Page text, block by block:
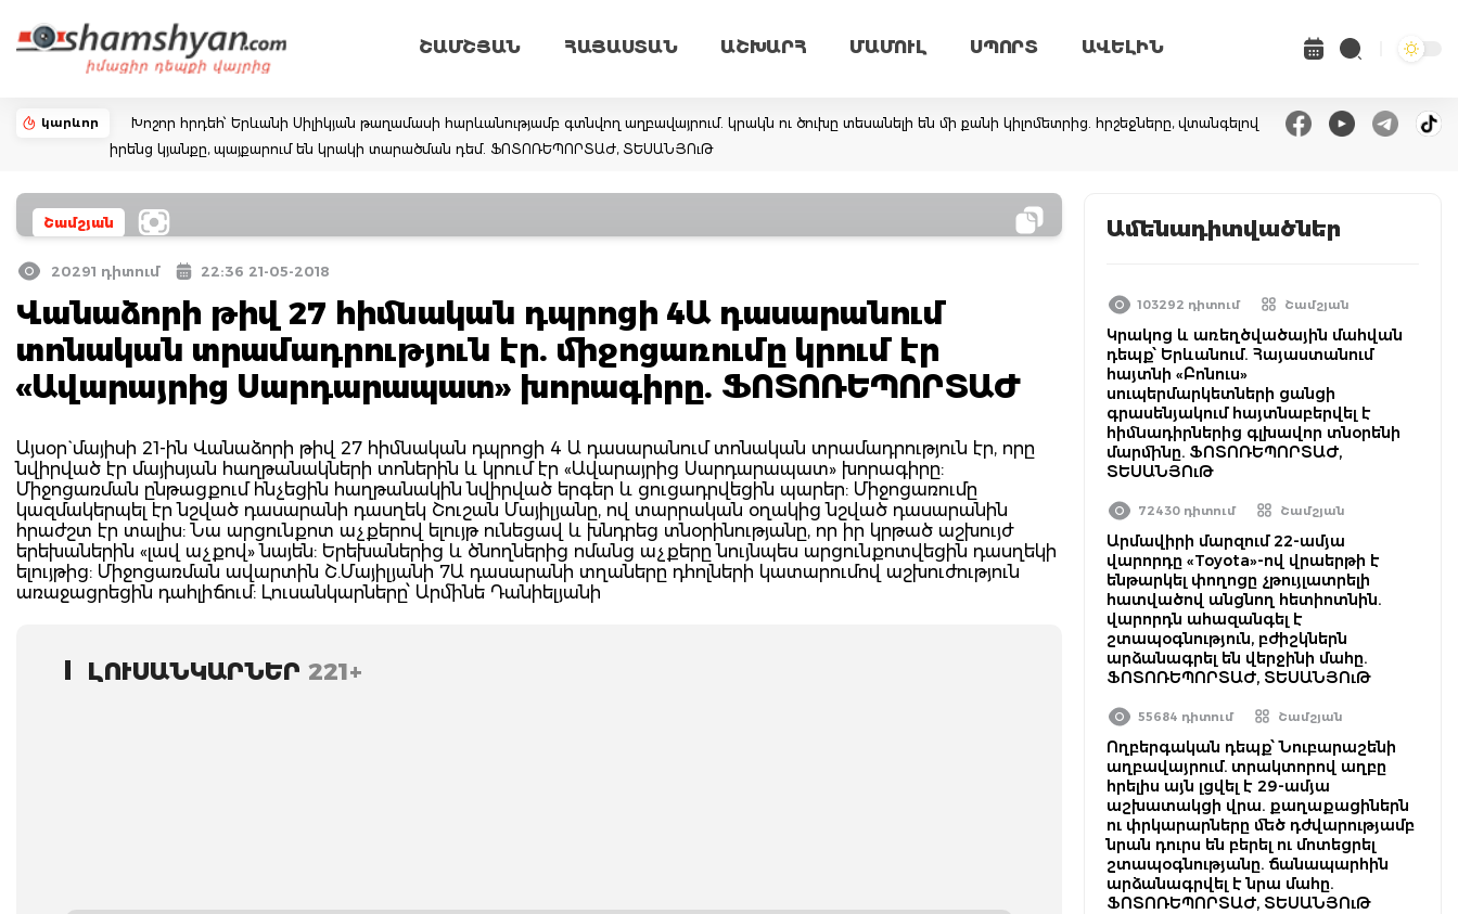
ՇԱՄՇՅԱՆ ՀԱՅԱՍՏԱՆ ԱՇԽԱՐՀ ՄԱՄՈՒԼ ՍՊՈՐՏ ԱՎԵԼԻՆ
կարևոր
Խոշոր հրդեհ՝ Երևանի Սիլիկյան թաղամասի հարևանությամբ գտնվող աղբավայրում. կրակն ու ծուխը տեսանելի են մի քանի կիլոմետրից. հրշեջները, վտանգելով
իրենց կյանքը, պայքարում են կրակի տարածման դեմ. ՖՈՏՈՌԵՊՈՐՏԱԺ, ՏԵՍԱՆՅՈւԹ
Շամշյան
20291 դիտում 22:36 21-05-2018
Վանաձորի թիվ 27 հիմնական դպրոցի 4Ա դասարանում
տոնական տրամադրություն էր. միջոցառումը կրում էր
«Ավարայրից Սարդարապատ» խորագիրը. ՖՈՏՈՌԵՊՈՐՏԱԺ
Այսօր` մայիսի 21-ին Վանաձորի թիվ 27 հիմնական դպրոցի 4 Ա դասարանում տոնական տրամադրություն էր, որը
նվիրված էր մայիսյան հաղթանակների տոներին և կրում էր «Ավարայրից Սարդարապատ» խորագիրը:
Միջոցառման ընթացքում հնչեցին հաղթանակին նվիրված երգեր և ցուցադրվեցին պարեր: Միջոցառումը
կազմակերպել էր նշված դասարանի դասղեկ Շուշան Մայիլյանը, ով տարրական օղակից նշված դասարանին
հրաժշտ էր տալիս: Նա արցունքոտ աչքերով ելույթ ունեցավ և խնդրեց տնօրինությանը, որ իր կրթած աշխույժ
երեխաներին «լավ աչքով» նայեն: Երեխաներից և ծնողներից ոմանց աչքերը նույնպես արցունքոտվեցին դասղեկի
ելույթից: Միջոցառման ավարտին Շ.Մայիլյանի 7Ա դասարանի տղաները դհոլների կատարումով աշխուժություն
առաջացրեցին դահլիճում: Լուսանկարները՝ Արմինե Դանիելյանի
ԼՈՒՍԱՆԿԱՐՆԵՐ 221+
Ամենադիտվածներ
103292 դիտում Շամշյան
Կրակոց և առեղծվածային մահվան
դեպք՝ Երևանում. Հայաստանում
հայտնի «Բոնուս»
սուպերմարկետների ցանցի
գրասենյակում հայտնաբերվել է
հիմնադիրներից գլխավոր տնօրենի
մարմինը. ՖՈՏՈՌԵՊՈՐՏԱԺ,
ՏԵՍԱՆՅՈւԹ
72430 դիտում Շամշյան
Արմավիրի մարզում 22-ամյա
վարորդը «Toyota»-ով վրաերթի է
ենթարկել փողոցը չթույլատրելի
հատվածով անցնող հետիոտնին.
վարորդն ահազանգել է
շտապօգնություն, բժիշկներն
արձանագրել են վերջինի մահը.
ՖՈՏՈՌԵՊՈՐՏԱԺ, ՏԵՍԱՆՅՈւԹ
55684 դիտում Շամշյան
Ողբերգական դեպք՝ Նուբարաշենի
աղբավայրում. տրակտորով աղբը
հրելիս այն լցվել է 29-ամյա
աշխատակցի վրա. քաղաքացիներն
ու փրկարարները մեծ դժվարությամբ
նրան դուրս են բերել ու մոտեցրել
շտապօգնությանը. ճանապարհին
արձանագրվել է նրա մահը.
ՖՈՏՈՌԵՊՈՐՏԱԺ, ՏԵՍԱՆՅՈւԹ